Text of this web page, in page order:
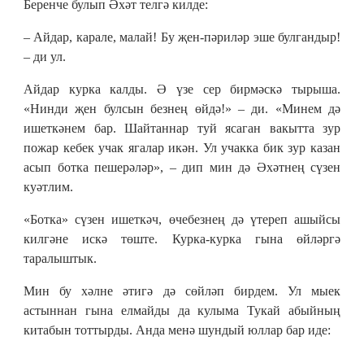
Беренче булып Әхәт телгә килде:
– Айдар, карале, малай! Бу җен-пәриләр эше булгандыр!
– ди ул.
Айдар курка калды. Ә үзе сер бирмәскә тырыша.
«Нинди җен булсын безнең өйдә!» – ди. «Минем дә
ишеткәнем бар. Шайтаннар туй ясаган вакытта зур
пожар кебек учак ягалар икән. Ул учакка бик зур казан
асып ботка пешерәләр», – дип мин дә Әхәтнең сүзен
куәтлим.
«Ботка» сүзен ишеткәч, өчебезнең дә үтереп ашыйсы
килгәне искә төште. Курка-курка гына өйләргә
таралыштык.
Мин бу хәлне әтигә дә сөйләп бирдем. Ул мыек
астыннан гына елмайды да кулыма Тукай абыйның
китабын тоттырды. Анда менә шундый юллар бар иде: